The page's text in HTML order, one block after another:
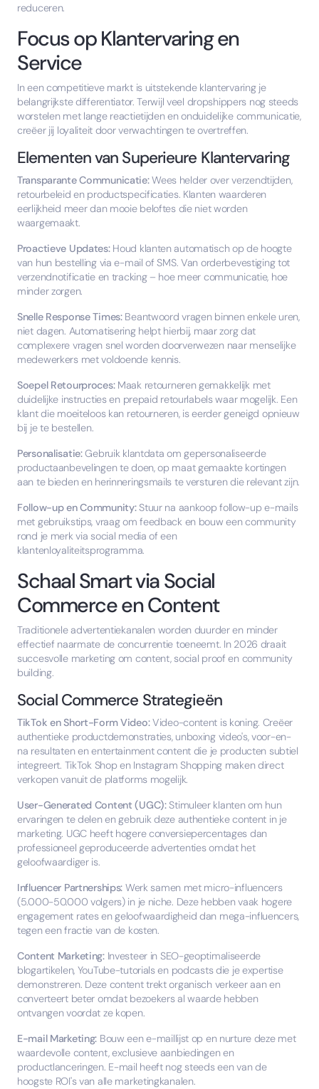
reduceren.
Focus op Klantervaring en
Service
In een competitieve markt is uitstekende klantervaring je
belangrijkste differentiator. Terwijl veel dropshippers nog steeds
worstelen met lange reactietijden en onduidelijke communicatie,
creëer jij loyaliteit door verwachtingen te overtreffen.
Elementen van Superieure Klantervaring
Transparante Communicatie:Wees helder over verzendtijden,
retourbeleid en productspecificaties. Klanten waarderen
eerlijkheid meer dan mooie beloftes die niet worden
waargemaakt.
Proactieve Updates:Houd klanten automatisch op de hoogte
van hun bestelling via e-mail of SMS. Van orderbevestiging tot
verzendnotificatie en tracking – hoe meer communicatie, hoe
minder zorgen.
Snelle Response Times:Beantwoord vragen binnen enkele uren,
niet dagen. Automatisering helpt hierbij, maar zorg dat
complexere vragen snel worden doorverwezen naar menselijke
medewerkers met voldoende kennis.
Soepel Retourproces:Maak retourneren gemakkelijk met
duidelijke instructies en prepaid retourlabels waar mogelijk. Een
klant die moeiteloos kan retourneren, is eerder geneigd opnieuw
bij je te bestellen.
Personalisatie:Gebruik klantdata om gepersonaliseerde
productaanbevelingen te doen, op maat gemaakte kortingen
aan te bieden en herinneringsmails te versturen die relevant zijn.
Follow-up en Community:Stuur na aankoop follow-up e-mails
met gebruikstips, vraag om feedback en bouw een community
rond je merk via social media of een
klantenloyaliteitsprogramma.
Schaal Smart via Social
Commerce en Content
Traditionele advertentiekanalen worden duurder en minder
effectief naarmate de concurrentie toeneemt. In 2026 draait
succesvolle marketing om content, social proof en community
building.
Social Commerce Strategieën
TikTok en Short-Form Video:Video-content is koning. Creëer
authentieke productdemonstraties, unboxing video's, voor-en-
na resultaten en entertainment content die je producten subtiel
integreert. TikTok Shop en Instagram Shopping maken direct
verkopen vanuit de platforms mogelijk.
User-Generated Content (UGC):Stimuleer klanten om hun
ervaringen te delen en gebruik deze authentieke content in je
marketing. UGC heeft hogere conversiepercentages dan
professioneel geproduceerde advertenties omdat het
geloofwaardiger is.
Influencer Partnerships: Werk samen met micro-influencers
(5.000-50.000 volgers) in je niche. Deze hebben vaak hogere
engagement rates en geloofwaardigheid dan mega-influencers,
tegen een fractie van de kosten.
Content Marketing:Investeer in SEO-geoptimaliseerde
blogartikelen, YouTube-tutorials en podcasts die je expertise
demonstreren. Deze content trekt organisch verkeer aan en
converteert beter omdat bezoekers al waarde hebben
ontvangen voordat ze kopen.
E-mail Marketing: Bouw een e-maillijst op en nurture deze met
waardevolle content, exclusieve aanbiedingen en
productlanceringen. E-mail heeft nog steeds een van de
hoogste ROI's van alle marketingkanalen.